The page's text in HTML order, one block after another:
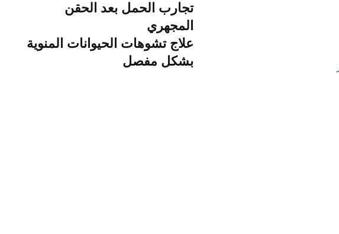
تجارب الحمل بعد الحقن
المجهري
علاج تشوهات الحيوانات المنوية
بشكل مفصل